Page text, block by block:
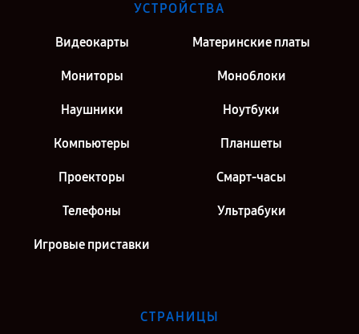
УСТРОЙСТВА
Видеокарты Материнские платы
Мониторы Моноблоки
Наушники Ноутбуки
Компьютеры Планшеты
Проекторы Смарт-часы
Телефоны Ультрабуки
Игровые приставки
СТРАНИЦЫ